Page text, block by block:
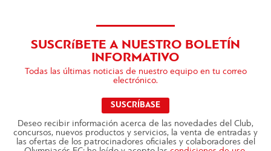
SUSCRíBETE A NUESTRO BOLETÍN
INFORMATIVO
Todas las últimas noticias de nuestro equipo en tu correo
electrónico.
SUSCRÍBASE
Deseo recibir información acerca de las novedades del Club,
concursos, nuevos productos y servicios, la venta de entradas y
las ofertas de los patrocinadores oficiales y colaboradores del